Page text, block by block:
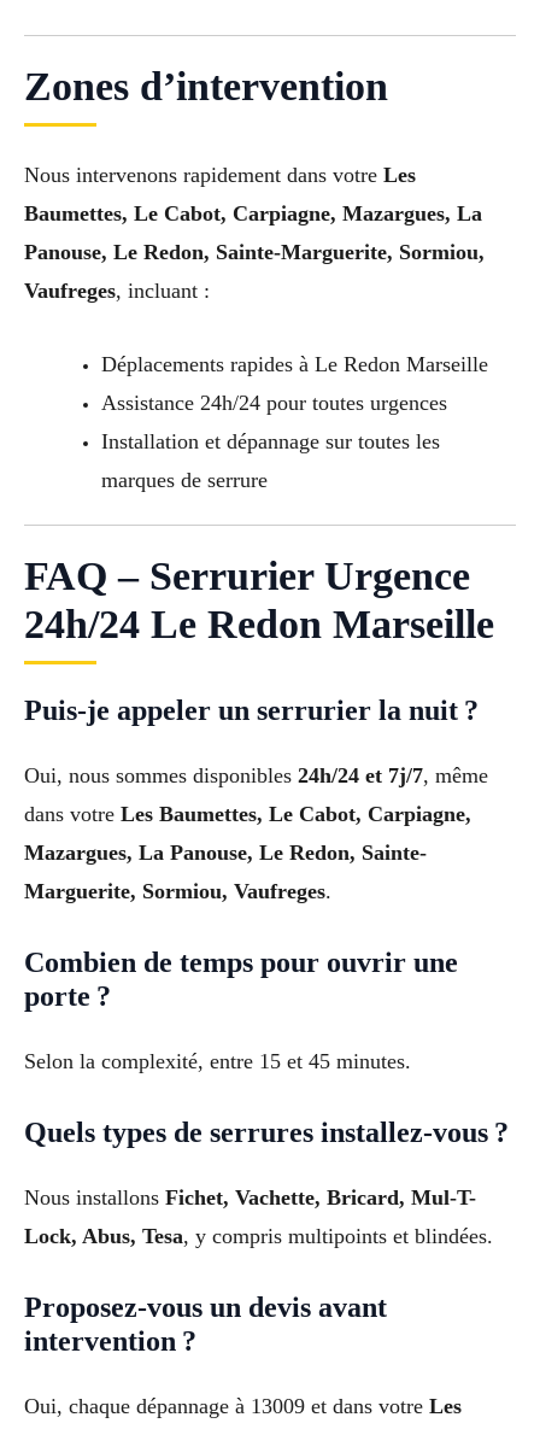
Zones d’intervention
Nous intervenons rapidement dans votre Les
Baumettes, Le Cabot, Carpiagne, Mazargues, La
Panouse, Le Redon, Sainte-Marguerite, Sormiou,
Vaufreges, incluant :
Déplacements rapides à Le Redon Marseille
Assistance 24h/24 pour toutes urgences
Installation et dépannage sur toutes les
marques de serrure
FAQ – Serrurier Urgence
24h/24 Le Redon Marseille
Puis-je appeler un serrurier la nuit ?
Oui, nous sommes disponibles 24h/24 et 7j/7, même
dans votre Les Baumettes, Le Cabot, Carpiagne,
Mazargues, La Panouse, Le Redon, Sainte-
Marguerite, Sormiou, Vaufreges.
Combien de temps pour ouvrir une
porte ?
Selon la complexité, entre 15 et 45 minutes.
Quels types de serrures installez-vous ?
Nous installons Fichet, Vachette, Bricard, Mul-T-
Lock, Abus, Tesa, y compris multipoints et blindées.
Proposez-vous un devis avant
intervention ?
Oui, chaque dépannage à 13009 et dans votre Les